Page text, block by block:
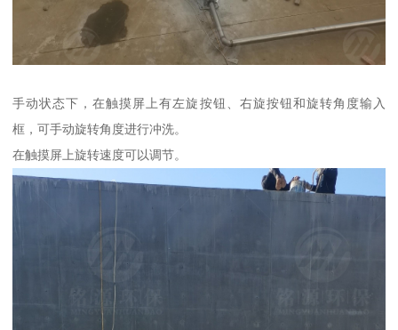
手动状态下，在触摸屏上有左旋按钮、右旋按钮和旋转角度输入
框，可手动旋转角度进行冲洗。
在触摸屏上旋转速度可以调节。